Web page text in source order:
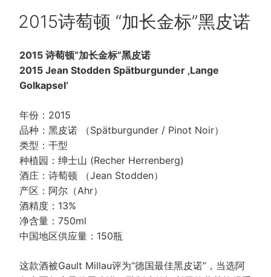
ON
2015诗萄顿 “加长金标”黑皮诺
2015 诗萄顿“加长金标”黑皮诺
2015 Jean Stodden Spätburgunder ‚Lange
Golkapsel‘
年份：2015
品种：黑皮诺 （Spätburgunder / Pinot Noir）
类型：干型
种植园：绅士山 (Recher Herrenberg)
酒庄：诗萄顿 （Jean Stodden）
产区：阿尔（Ahr）
酒精度：13%
净含量：750ml
中国地区供应量：150瓶
这款酒被Gault Millau评为“德国最佳黑皮诺”，当选阿